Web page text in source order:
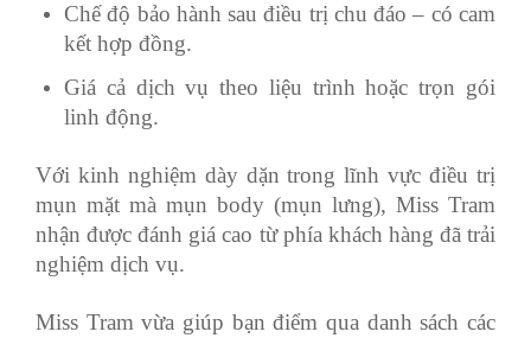
Chế độ bảo hành sau điều trị chu đáo – có cam
kết hợp đồng.
Giá cả dịch vụ theo liệu trình hoặc trọn gói
linh động.
Với kinh nghiệm dày dặn trong lĩnh vực điều trị
mụn mặt mà mụn body (mụn lưng), Miss Tram
nhận được đánh giá cao từ phía khách hàng đã trải
nghiệm dịch vụ.
Miss Tram vừa giúp bạn điểm qua danh sách các